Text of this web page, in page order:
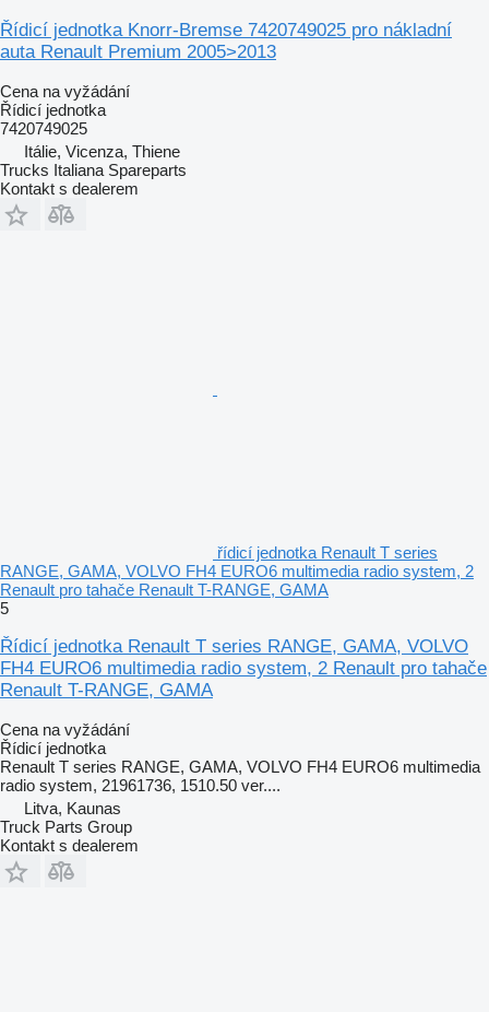
Řídicí jednotka Knorr-Bremse 7420749025 pro nákladní
auta Renault Premium 2005>2013
Cena na vyžádání
Řídicí jednotka
7420749025
Itálie, Vicenza, Thiene
Trucks Italiana Spareparts
Kontakt s dealerem
řídicí jednotka Renault T series
RANGE, GAMA, VOLVO FH4 EURO6 multimedia radio system, 2
Renault pro tahače Renault T-RANGE, GAMA
5
Řídicí jednotka Renault T series RANGE, GAMA, VOLVO
FH4 EURO6 multimedia radio system, 2 Renault pro tahače
Renault T-RANGE, GAMA
Cena na vyžádání
Řídicí jednotka
Renault T series RANGE, GAMA, VOLVO FH4 EURO6 multimedia
radio system, 21961736, 1510.50 ver....
Litva, Kaunas
Truck Parts Group
Kontakt s dealerem